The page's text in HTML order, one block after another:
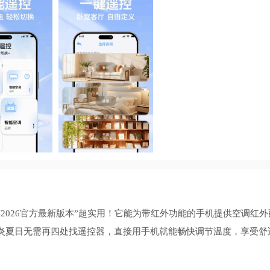
官方最新版本”超实用！它能为带红外功能的手机提供空调红
日无需再四处找遥控器，直接用手机就能畅快调节温度，享受